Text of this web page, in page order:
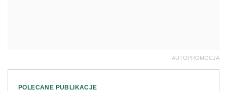
AUTOPROMOCJA
POLECANE PUBLIKACJE